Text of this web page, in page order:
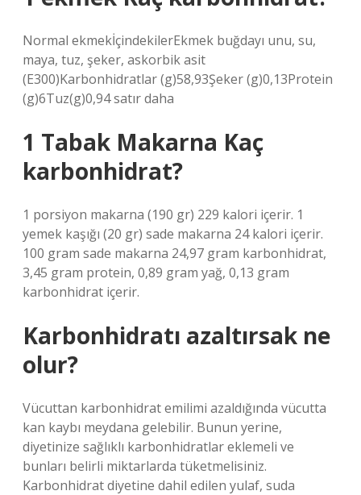
Normal ekmekİçindekilerEkmek buğdayı unu, su,
maya, tuz, şeker, askorbik asit
(E300)Karbonhidratlar (g)58,93Şeker (g)0,13Protein
(g)6Tuz(g)0,94 satır daha
1 Tabak Makarna Kaç
karbonhidrat?
1 porsiyon makarna (190 gr) 229 kalori içerir. 1
yemek kaşığı (20 gr) sade makarna 24 kalori içerir.
100 gram sade makarna 24,97 gram karbonhidrat,
3,45 gram protein, 0,89 gram yağ, 0,13 gram
karbonhidrat içerir.
Karbonhidratı azaltırsak ne
olur?
Vücuttan karbonhidrat emilimi azaldığında vücutta
kan kaybı meydana gelebilir. Bunun yerine,
diyetinize sağlıklı karbonhidratlar eklemeli ve
bunları belirli miktarlarda tüketmelisiniz.
Karbonhidrat diyetine dahil edilen yulaf, suda